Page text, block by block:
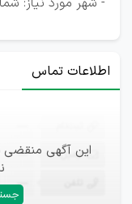
اطلاعات تماس
این آگهی منقضی
ایمیل —
—